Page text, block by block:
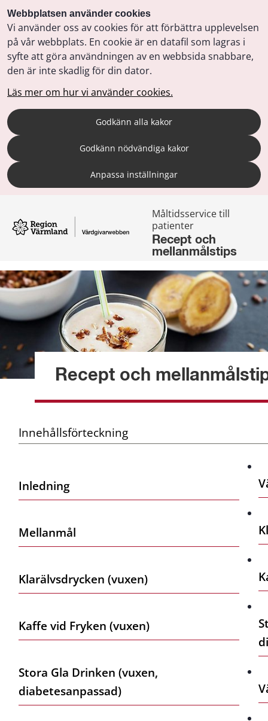
Webbplatsen använder cookies
Vi använder oss av cookies för att förbättra upplevelsen
på vår webbplats. En cookie är en datafil som lagras i
syfte att göra användningen av en webbsida snabbare,
den är inte skadlig för din dator.
Läs mer om hur vi använder cookies.
Godkänn alla kakor
Godkänn nödvändiga kakor
Anpassa inställningar
Måltidsservice till
patienter
Recept och
mellanmålstips
Recept och
Innehållsförteckning
Inledning
Mellanmål
Klarälvsdrycken (vuxen)
Kaffe vid Fryken (vuxen)
Stora Gla Drinken (vuxen,
diabetesanpassad)